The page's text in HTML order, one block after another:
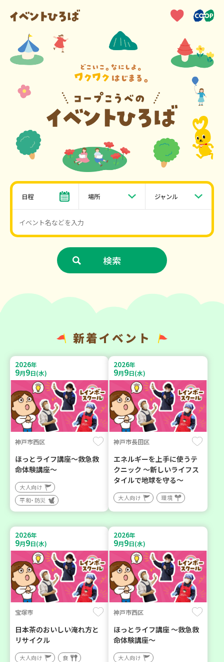
日程 場所 ジャンル
新着イベント
2026年
9月9日(水)
神戸市西区
ほっとライフ講座～救急救
命体験講座～
大人向け
平和・防災
2026年
9月9日(水)
神戸市長田区
エネルギーを上手に使うテ
クニック ～新しいライフス
タイルで地球を守る～
大人向け 環境
2026年
9月9日(水)
宝塚市
日本茶のおいしい淹れ方と
リサイクル
大人向け 食
2026年
9月9日(水)
神戸市西区
ほっとライフ講座 ～救急救
命体験講座～
大人向け